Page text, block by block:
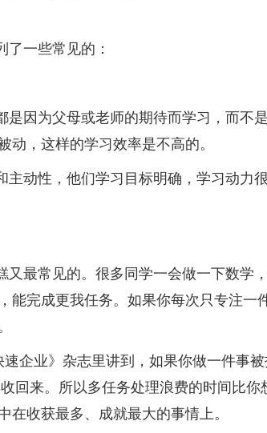
一些常见的：
因为父母或老师的期待而学习，而不
，这样的学习效率是不高的。
动性，他们学习目标明确，学习动力
最常见的。很多同学一会做一下数学
完成更我任务。如果你每次只专注一
业》杂志里讲到，如果你做一件事
回来。所以多任务处理浪费的时间比你
收获最多、成就最大的事情上。